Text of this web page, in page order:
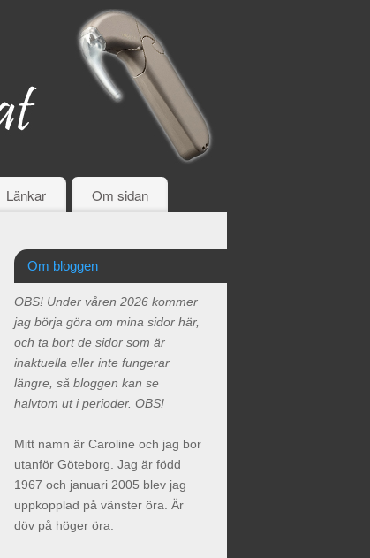
Länkar Om sidan
Om bloggen
OBS! Under våren 2026 kommer
jag börja göra om mina sidor här,
och ta bort de sidor som är
inaktuella eller inte fungerar
längre, så bloggen kan se
halvtom ut i perioder. OBS!
Mitt namn är Caroline och jag bor
utanför Göteborg. Jag är född
1967 och januari 2005 blev jag
uppkopplad på vänster öra. Är
döv på höger öra.